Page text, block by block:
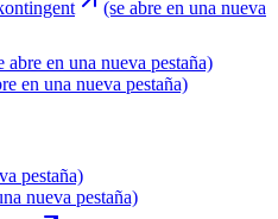
(se abre en una nueva
abre en una nueva pestaña)
en una nueva pestaña)
pestaña)
nueva pestaña)